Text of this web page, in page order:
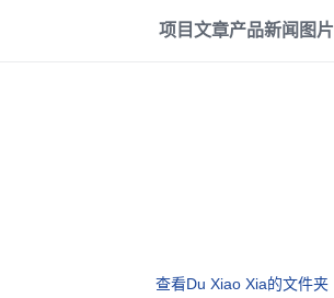
项目文章产品新闻 图片
查看Du Xiao Xia的文件夹